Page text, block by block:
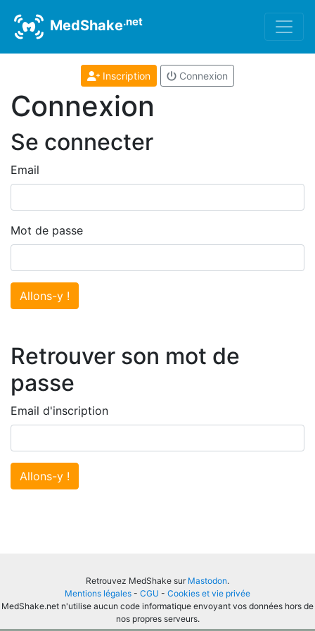
MedShake.net
Inscription Connexion
Connexion
Se connecter
Email
Mot de passe
Allons-y !
Retrouver son mot de
passe
Email d'inscription
Allons-y !
Retrouvez MedShake sur Mastodon.
Mentions légales - CGU - Cookies et vie privée
MedShake.net n'utilise aucun code informatique envoyant vos données hors de
nos propres serveurs.